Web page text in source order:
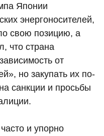
Японии
энергоносителей,
свою позицию, а
что страна
от
но закупать их по-
санкции и просьбы
и упорно